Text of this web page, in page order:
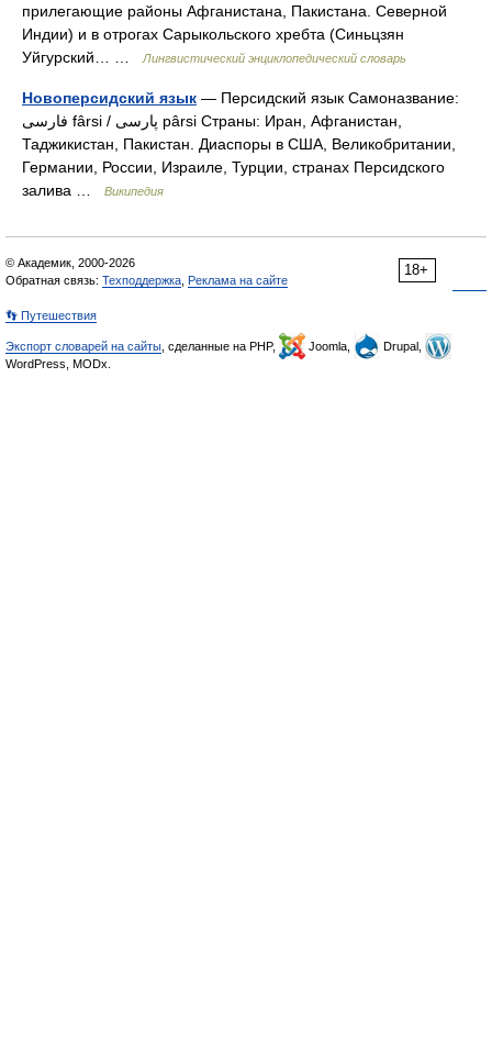
прилегающие районы Афганистана, Пакистана. Северной
Индии) и в отрогах Сарыкольского хребта (Синьцзян
Уйгурский… …
Лингвистический энциклопедический словарь
Новоперсидский язык — Персидский язык Самоназвание:
فارسی fârsi / پارسی pârsi Страны: Иран, Афганистан,
Таджикистан, Пакистан. Диаспоры в США, Великобритании,
Германии, России, Израиле, Турции, странах Персидского
залива …
Википедия
18+
© Академик, 2000-2026
Обратная связь: Техподдержка Реклама на сайте
👣 Путешествия
Экспорт словарей на сайты , сделанные на PHP, Joomla,
Drupal,
WordPress, MODx.